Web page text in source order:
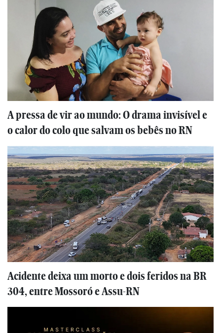
A pressa de vir ao mundo: O drama invisível e
o calor do colo que salvam os bebês no RN
Acidente deixa um morto e dois feridos na BR
304, entre Mossoró e Assu-RN